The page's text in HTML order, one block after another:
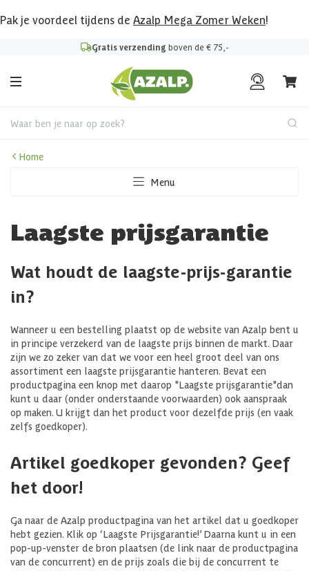
Pak je voordeel tijdens de Azalp Mega Zomer Weken!
Gratis verzending boven de € 75,-
Waar ben je naar op zoek?
Home
Menu
Laagste prijsgarantie
Wat houdt de laagste-prijs-garantie
in?
Wanneer u een bestelling plaatst op de website van Azalp bent u
in principe verzekerd van de laagste prijs binnen de markt. Daar
zijn we zo zeker van dat we voor een heel groot deel van ons
assortiment een laagste prijsgarantie hanteren. Bevat een
productpagina een knop met daarop "Laagste prijsgarantie"dan
kunt u daar (onder onderstaande voorwaarden) ook aanspraak
op maken. U krijgt dan het product voor dezelfde prijs (en vaak
zelfs goedkoper).
Artikel goedkoper gevonden? Geef
het door!
Ga naar de Azalp productpagina van het artikel dat u goedkoper
hebt gezien. Klik op ‘Laagste Prijsgarantie!’ Daarna kunt u in een
pop-up-venster de bron plaatsen (de link naar de productpagina
van de concurrent) en de prijs zoals die bij de concurrent te